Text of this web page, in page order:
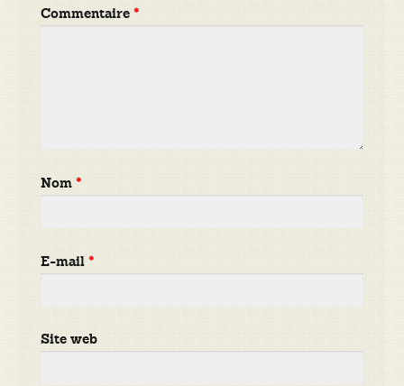
Commentaire*
Nom*
E-mail*
Site web